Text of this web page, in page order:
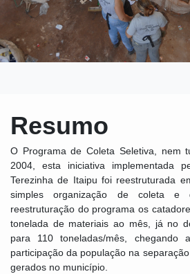
Resumo
O Programa de Coleta Seletiva, nem
2004, esta iniciativa implementada
Terezinha de Itaipu foi reestruturada
simples organização de coleta e
reestruturação do programa os
tonelada de materiais ao mês, já no
para 110 toneladas/mês,
participação da população na
gerados no município.